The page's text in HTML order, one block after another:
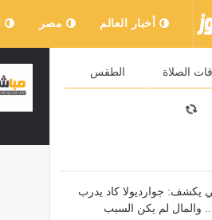
أخبار العالم مصر
الصلاة الطقس
يكشف: جوارديولا كاد يدرب
والمال لم يكن السبب
نتيجة تنسيق المرحلة الأولى 2026 برقم
رابط وخطوات الاستعلام
منذ 45 دقيقة